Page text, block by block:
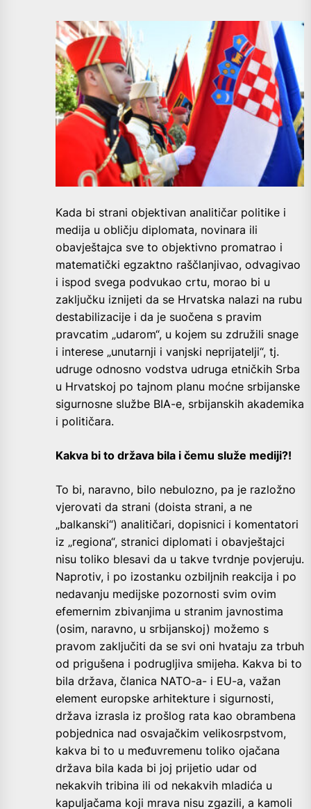
Kada bi strani objektivan analitičar politike i
medija u obličju diplomata, novinara ili
obavještajca sve to objektivno promatrao i
matematički egzaktno raščlanjivao, odvagivao
i ispod svega podvukao crtu, morao bi u
zaključku iznijeti da se Hrvatska nalazi na rubu
destabilizacije i da je suočena s pravim
pravcatim „udarom“, u kojem su združili snage
i interese „unutarnji i vanjski neprijatelji“, tj.
udruge odnosno vodstva udruga etničkih Srba
u Hrvatskoj po tajnom planu moćne srbijanske
sigurnosne službe BIA-e, srbijanskih akademika
i političara.
Kakva bi to država bila i čemu služe mediji?!
To bi, naravno, bilo nebulozno, pa je razložno
vjerovati da strani (doista strani, a ne
„balkanski“) analitičari, dopisnici i komentatori
iz „regiona“, stranici diplomati i obavještajci
nisu toliko blesavi da u takve tvrdnje povjeruju.
Naprotiv, i po izostanku ozbiljnih reakcija i po
nedavanju medijske pozornosti svim ovim
efemernim zbivanjima u stranim javnostima
(osim, naravno, u srbijanskoj) možemo s
pravom zaključiti da se svi oni hvataju za trbuh
od prigušena i podrugljiva smijeha. Kakva bi to
bila država, članica NATO-a- i EU-a, važan
element europske arhitekture i sigurnosti,
država izrasla iz prošlog rata kao obrambena
pobjednica nad osvajačkim velikosrpstvom,
kakva bi to u međuvremenu toliko ojačana
država bila kada bi joj prijetio udar od
nekakvih tribina ili od nekakvih mladića u
kapuljačama koji mrava nisu zgazili, a kamoli